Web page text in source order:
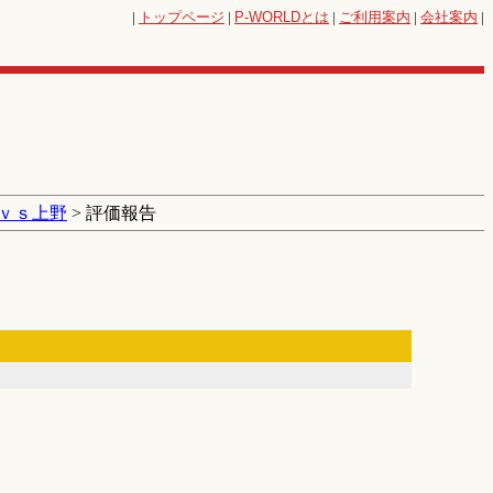
| トップページ | P-WORLDとは | ご利用案内 | 会社案内 |
ｓ上野 > 評価報告